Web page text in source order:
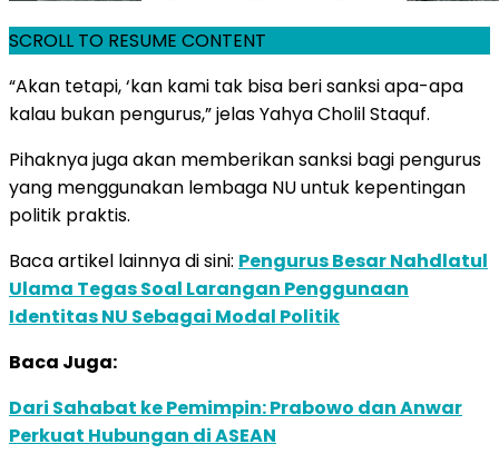
SCROLL TO RESUME CONTENT
“Akan tetapi, ‘kan kami tak bisa beri sanksi apa-apa
kalau bukan pengurus,” jelas Yahya Cholil Staquf.
Pihaknya juga akan memberikan sanksi bagi pengurus
yang menggunakan lembaga NU untuk kepentingan
politik praktis.
Baca artikel lainnya di sini: Pengurus Besar Nahdlatul
Ulama Tegas Soal Larangan Penggunaan
Identitas NU Sebagai Modal Politik
Baca Juga:
Dari Sahabat ke Pemimpin: Prabowo dan Anwar
Perkuat Hubungan di ASEAN